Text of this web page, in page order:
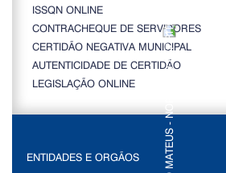
ISSQN ONLINE
CONTRACHEQUE DE SERVIDORES
CERTIDÃO NEGATIVA MUNICIPAL
AUTENTICIDADE DE CERTIDÃO
LEGISLAÇÃO ONLINE
ENTIDADES E ORGÃOS